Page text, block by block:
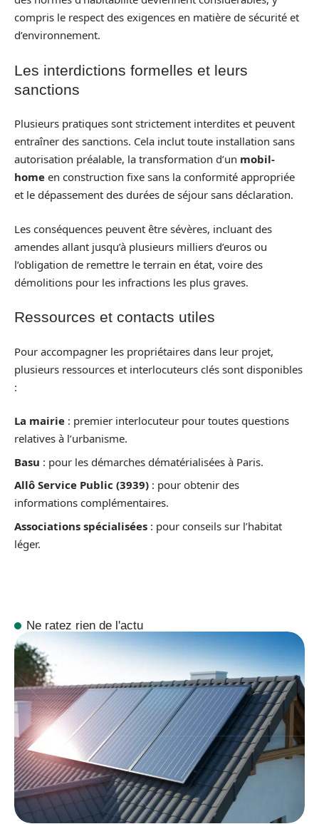
compris le respect des exigences en matière de sécurité et
d’environnement.
Les interdictions formelles et leurs
sanctions
Plusieurs pratiques sont strictement interdites et peuvent
entraîner des sanctions. Cela inclut toute installation sans
autorisation préalable, la transformation d’un mobil-
home en construction fixe sans la conformité appropriée
et le dépassement des durées de séjour sans déclaration.
Les conséquences peuvent être sévères, incluant des
amendes allant jusqu’à plusieurs milliers d’euros ou
l’obligation de remettre le terrain en état, voire des
démolitions pour les infractions les plus graves.
Ressources et contacts utiles
Pour accompagner les propriétaires dans leur projet,
plusieurs ressources et interlocuteurs clés sont disponibles
:
La mairie : premier interlocuteur pour toutes questions
relatives à l’urbanisme.
Basu : pour les démarches dématérialisées à Paris.
Allô Service Public (3939) : pour obtenir des
informations complémentaires.
Associations spécialisées : pour conseils sur l’habitat
léger.
Ne ratez rien de l'actu